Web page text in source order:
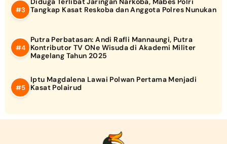
Tangkap Kasat Reskoba dan Anggota Polres Nunukan
Putra Perbatasan: Andi Rafli Mannaungi, Putra
Kontributor TV ONe Wisuda di Akademi Militer
Magelang Tahun 2025
Iptu Magdalena Lawai Polwan Pertama Menjadi
Kasat Polairud